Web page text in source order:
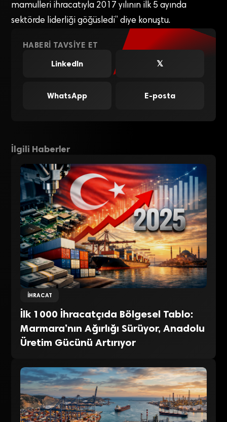
mamulleri ihracatıyla 2017 yılının ilk 5 ayında
sektörde liderliği göğüsledi” diye konuştu.
HABERI TAVSIYE ET
LinkedIn
𝕏
WhatsApp E-posta
İlgili Haberler
İHRACAT
İlk 1000 İhracatçıda Bölgesel Tablo:
Marmara’nın Ağırlığı Sürüyor, Anadolu
Üretim Gücünü Artırıyor